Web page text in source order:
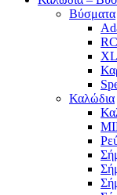
Βύσματα
Καλώδια